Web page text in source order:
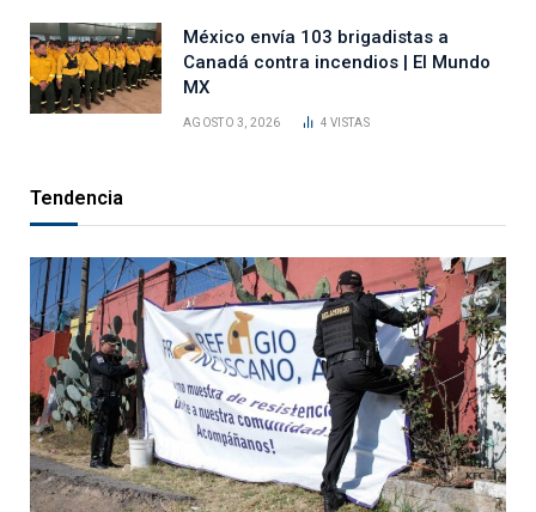
México envía 103 brigadistas a
Canadá contra incendios | El Mundo
MX
AGOSTO 3, 2026 4VISTAS
Tendencia